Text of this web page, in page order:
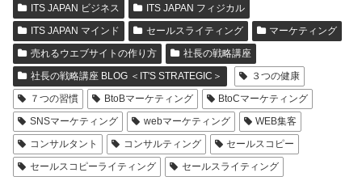
ITS JAPAN ビジネス
ITS JAPAN フィジカル
ITS JAPAN マインド
セールスライティング
マーケティング
売れるウエブサイトの作り方
社長の戦略講座
社長の戦略講座 BLOG ＜IT'S STRATEGIC＞
３つの健康
７つの習慣
BtoBマーケティング
BtoCマーケティング
SNSマーケティング
webマーケティング
WEB集客
コンサルタント
コンサルティング
セールスコピー
セールスコピーライティング
セールスライティング